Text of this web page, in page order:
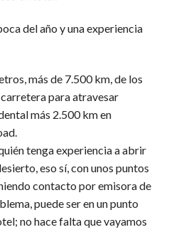
del año y una experiencia
más de 7.500 km, de los
para atravesar
más 2.500 km en
tenga experiencia a abrir
eso sí, con unos puntos
contacto por emisora de
puede ser en un punto
no hace falta que vayamos